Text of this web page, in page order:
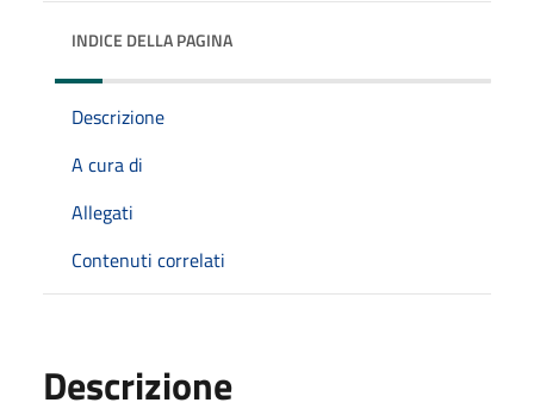
INDICE DELLA PAGINA
Descrizione
A cura di
Allegati
Contenuti correlati
Descrizione